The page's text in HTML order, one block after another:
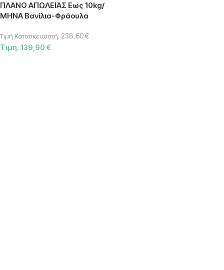
ΠΛΑΝΟ ΑΠΩΛΕΙΑΣ Εως 10kg/
ΜΗΝΑ Βανίλια-Φράουλα
Τιμή Κατασκευαστή: 238,60€
Τιμή: 139,90 €